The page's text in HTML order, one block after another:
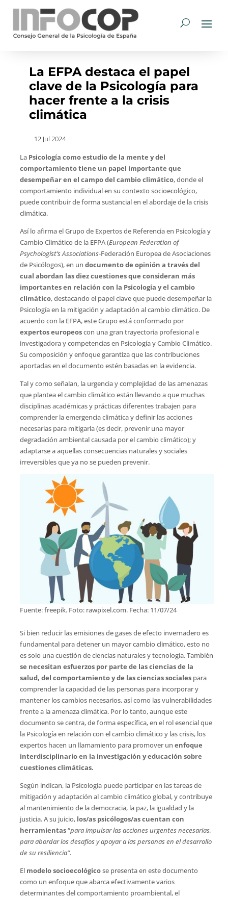
La EFPA destaca el papel
clave de la Psicología para
hacer frente a la crisis
climática
12 Jul 2024
La Psicología como estudio de la mente y del
comportamiento tiene un papel importante que
desempeñar en el campo del cambio climático, donde el
comportamiento individual en su contexto socioecológico,
puede contribuir de forma sustancial en el abordaje de la crisis
climática.
Así lo afirma el Grupo de Expertos de Referencia en Psicología y
Cambio Climático de la EFPA (European Federation of
Psychologist’s Associations-Federación Europea de Asociaciones
de Psicólogos), en un documento de opinión a través del
cual abordan las diez cuestiones que consideran más
importantes en relación con la Psicología y el cambio
climático, destacando el papel clave que puede desempeñar la
Psicología en la mitigación y adaptación al cambio climático. De
acuerdo con la EFPA, este Grupo está conformado por
expertos europeoscon una gran trayectoria profesional e
investigadora y competencias en Psicología y Cambio Climático.
Su composición y enfoque garantiza que las contribuciones
aportadas en el documento estén basadas en la evidencia.
Tal y como señalan, la urgencia y complejidad de las amenazas
que plantea el cambio climático están llevando a que muchas
disciplinas académicas y prácticas diferentes trabajen para
comprender la emergencia climática y definir las acciones
necesarias para mitigarla (es decir, prevenir una mayor
degradación ambiental causada por el cambio climático); y
adaptarse a aquellas consecuencias naturales y sociales
irreversibles que ya no se pueden prevenir.
Fuente: freepik. Foto: rawpixel.com. Fecha: 11/07/24
Si bien reducir las emisiones de gases de efecto invernadero es
fundamental para detener un mayor cambio climático, esto no
es solo una cuestión de ciencias naturales y tecnología. También
se necesitan esfuerzos por parte de las ciencias de la
salud, del comportamiento y de las ciencias sociales para
comprender la capacidad de las personas para incorporar y
mantener los cambios necesarios, así como las vulnerabilidades
frente a la amenaza climática. Por lo tanto, aunque este
documento se centra, de forma específica, en el rol esencial que
la Psicología en relación con el cambio climático y las crisis, los
expertos hacen un llamamiento para promover un enfoque
interdisciplinario en la investigación y educación sobre
cuestiones climáticas.
Según indican, la Psicología puede participar en las tareas de
mitigación y adaptación al cambio climático global, y contribuye
al mantenimiento de la democracia, la paz, la igualdad y la
justicia. A su juicio, los/as psicólogos/as cuentan con
herramientas“para impulsar las acciones urgentes necesarias,
para abordar los desafíos y apoyar a las personas en el desarrollo
de su resiliencia”.
El modelo socioecológicose presenta en este documento
como un enfoque que abarca efectivamente varios
determinantes del comportamiento proambiental, el